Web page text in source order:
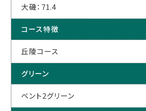
大磯：71.4
コース特徴
丘陵コース
グリーン
ベント2グリーン